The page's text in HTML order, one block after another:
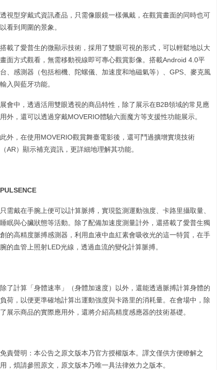
透視型穿戴式資訊產品，只需像眼鏡一樣佩戴，在觀賞畫面的同時也可
以看到周圍的景象。
搭載了愛普生的微顯示技術，採用了雙眼可視的形式，可以輕鬆地以大
畫面方式觀看，無需移動視線即可專心觀賞影像。搭載Android 4.0平
台、感測器（包括相機、陀螺儀、加速度和地磁氣等）、GPS、麥克風
輸入與藍牙功能。
展會中，透過活用雙眼透視的商品特性，除了展示在B2B領域的常見應
用外，還可以透過穿戴MOVERIO體驗六面魔方等支援性功能展示。
此外，在使用MOVERIO觀賞舞臺電影後，還可鬥過擴增實境技術
（AR）顯示補充資訊，更詳細地理解其功能。
PULSENCE
只需戴在手腕上便可以計算脈搏，實現監測運動強度、卡路里攝取量、
睡眠與心臟狀態等活動。除了配備加速度測量計外，還搭載了愛普生獨
創的高精度脈搏感測器，利用血液中血紅素會吸收光的這一特質，在手
腕的血管上照射LED光線，透過血流的變化計算脈搏。
除了計算「身體速率」（身體加速度）以外，還能透過脈搏計算身體的
負荷，以便更準確地計算出運動強度與卡路里的消耗量。在會場中，除
了展示商品的實際應用外，還將介紹高精度感應器的技術基礎。
免責聲明：本公告之原文版本乃官方授權版本。譯文僅供方便瞭解之
用，煩請參照原文，原文版本乃唯一具法律效力之版本。